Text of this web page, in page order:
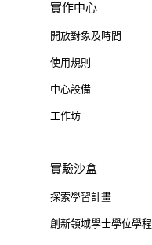
實作中心
開放對象及時間
使用規則
中心設備
工作坊
實驗沙盒
探索學習計畫
創新領域學士學位學程